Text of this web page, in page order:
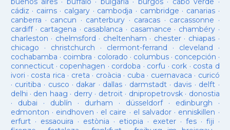
cádiz · cairns· calgary · cambodja · cambridge · canarias·
canberra · cancun · canterbury · caracas · carcassonne ·
cardiff· cartagena · casablanca · casamance · chambéry·
charleston · chelmsford · cheltenham · chester· chiapas ·
chicago · christchurch · clermont-ferrand · cleveland ·
cochabamba · coimbra · colorado · columbus· concepción ·
connecticut· copenhagen · cordoba · corfu · cork · costa d
ivori · costa rica · creta · croàcia · cuba · cuernavaca · curicó
· curitiba · cusco · dakar · dallas · darmstadt· davis · delft ·
delhi · den haag · derry· detroit· dnipropetrovsk· donostia
· dubai · dublín · durham · düsseldorf· edinburgh ·
edmonton · eindhoven · el caire · el salvador · enniskillen ·
erfurt· essaouira · estònia · etiopia · exeter· fes· fiji ·